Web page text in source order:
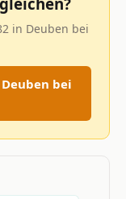
in Deuben bei
bei